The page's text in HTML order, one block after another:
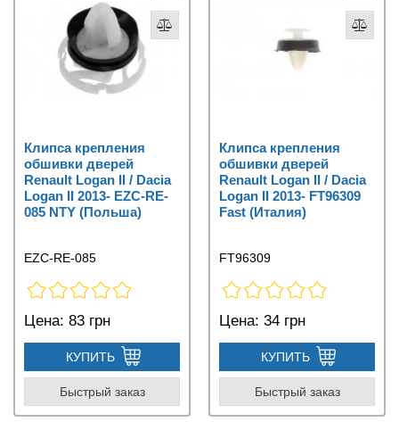
Клипса крепления
обшивки дверей
Renault Logan II / Dacia
Logan II 2013- EZC-RE-
085 NTY (Польша)
EZC-RE-085
Цена: 83 грн
КУПИТЬ
Быстрый заказ
Клипса крепления
обшивки дверей
Renault Logan II / Dacia
Logan II 2013- FT96309
Fast (Италия)
FT96309
Цена: 34 грн
КУПИТЬ
Быстрый заказ